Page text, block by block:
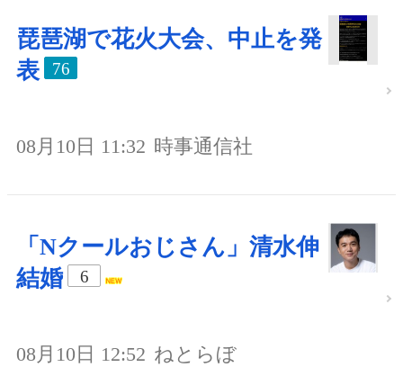
琵琶湖で花火大会、中止を発
表
76
08月10日 11:32 時事通信社
「Nクールおじさん」清水伸
結婚
6
08月10日 12:52 ねとらぼ